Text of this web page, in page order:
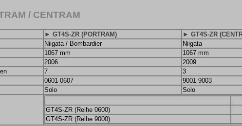
/ CENTRAM
► GT4S-ZR (PORTRAM)
► GT4S-ZR
Niigata / Bombardier
Niigata
1067 mm
1067 mm
2006
2009
7
3
0601-0607
9001-9003
Solo
Solo
GT4S-ZR (Reihe 0600)
GT4S-ZR (Reihe 9000)